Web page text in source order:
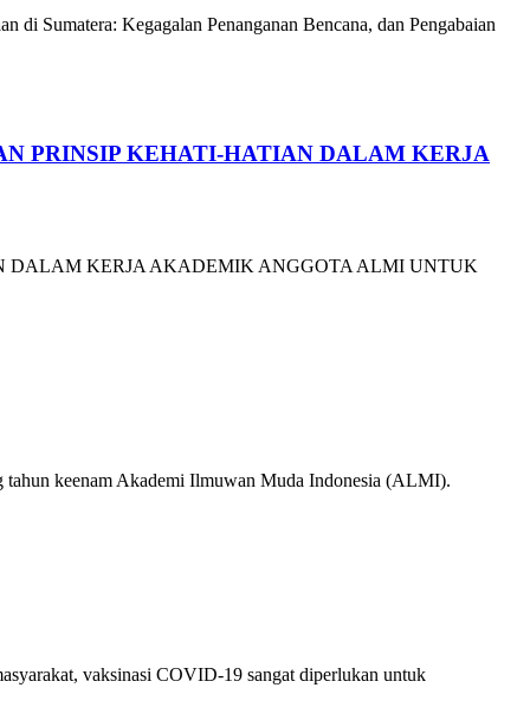
Kegagalan Penanganan Bencana, dan Pengabaian
PRINSIP KEHATI-HATIAN DALAM KERJA
DALAM KERJA AKADEMIK ANGGOTA ALMI UNTUK
tahun keenam Akademi Ilmuwan Muda Indonesia (ALMI).
vaksinasi COVID-19 sangat diperlukan untuk